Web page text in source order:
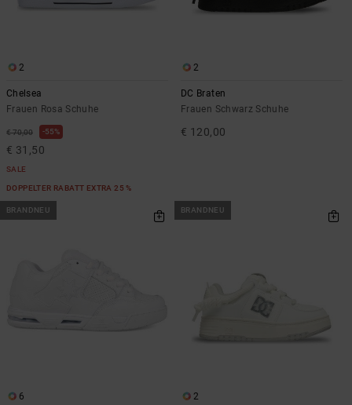
2
Chelsea
Frauen Rosa Schuhe
€ 70,00 55%
€ 31,50
SALE
DOPPELTER RABATT EXTRA 25 %
2
DC Braten
Frauen Schwarz Schuhe
€ 120,00
BRANDNEU
6
BRANDNEU
2